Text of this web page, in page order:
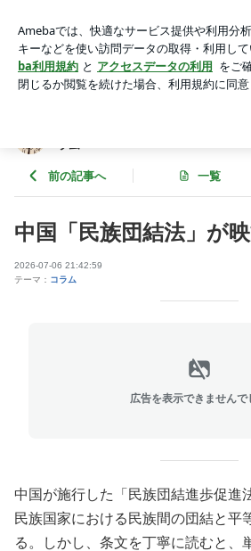
済・社会情勢分析コラム
アプリをダウンロードして ブログの更新通知
ょう。
ラム
前の記事へ 一覧
中国「民族団結法」が
2026-07-06 21:42:59
テーマ： コラム
広告を表示できませんで
中国が施行した「民族団結進歩促進
民族国家における民族間の団結と平
る。しかし、条文を丁寧に読むと、